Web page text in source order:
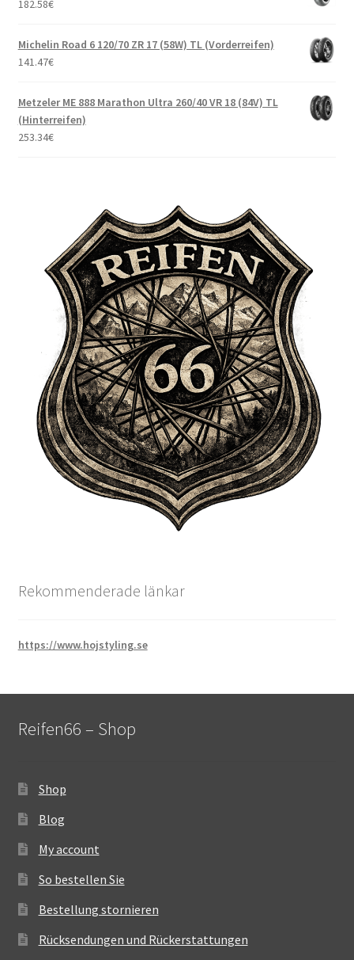
182.58€
Michelin Road 6 120/70 ZR 17 (58W) TL (Vorderreifen)
141.47€
Metzeler ME 888 Marathon Ultra 260/40 VR 18 (84V) TL
(Hinterreifen)
253.34€
Rekommenderade länkar
https://www.hojstyling.se
Reifen66 – Shop
Shop
Blog
My account
So bestellen Sie
Bestellung stornieren
Rücksendungen und Rückerstattungen